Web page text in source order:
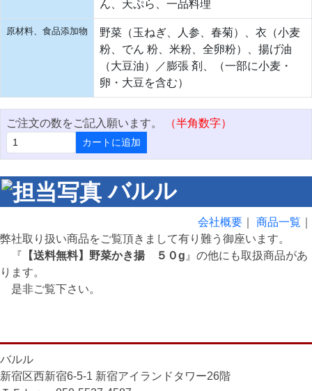
ん、天ぷら、一品料理
原材料、食品添加物
野菜（玉ねぎ、人参、春菊）、衣（小麦
粉、でん 粉、米粉、全卵粉）、揚げ油
（大豆油）／膨張 剤、（一部に小麦・
卵・大豆を含む）
ご注文の数をご記入願います。 （半角数字）
カートに追加
バルル
会社概要 商品一覧
弊社取り扱い商品をご覧頂きまして有り難う御座います。
『 【送料無料】野菜かき揚 ５０g 』の他にも取扱商品があ
ります。
是非ご覧下さい。
バルル
新宿区西新宿6-5-1 新宿アイランドタワー26階